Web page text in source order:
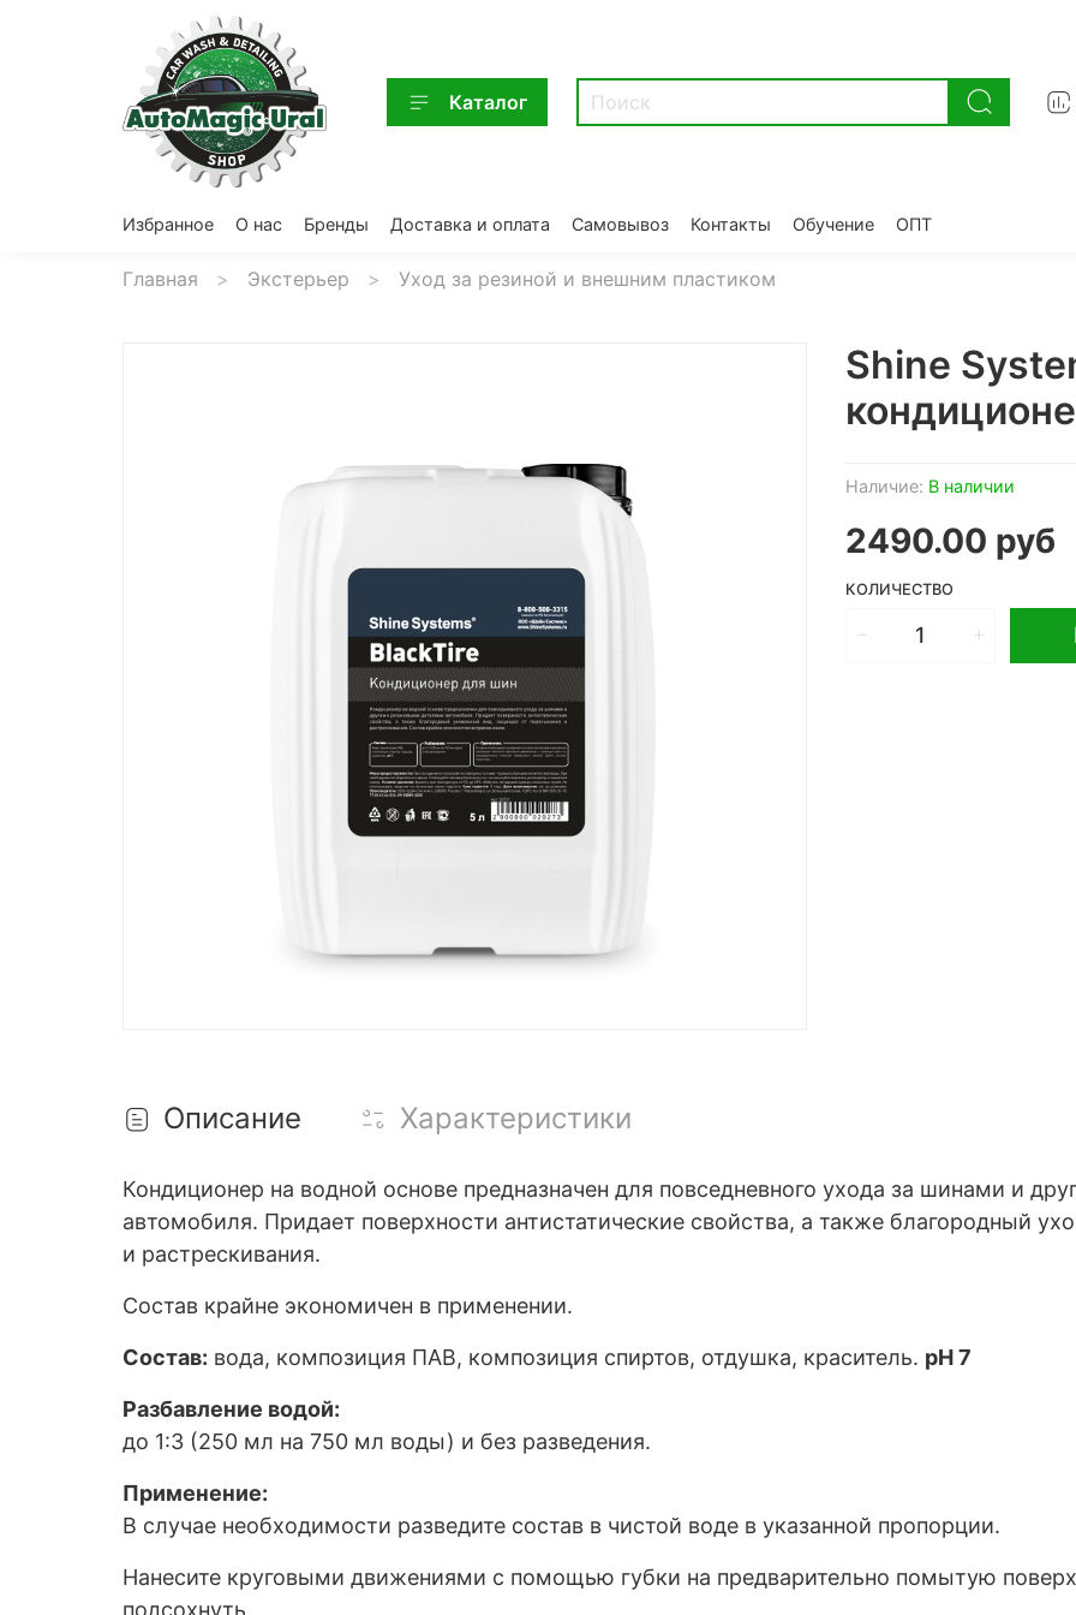
Каталог
Избранное О нас Бренды Доставка и оплата Самовывоз Контакты Обучение ОПТ
Главная Экстерьер Уход за резиной и внешним пластиком
Наличие: В наличии
Shine
2490.00 руб
КОЛИЧЕСТВО
Описание Характеристики
Кондиционер на водной основе предназначен для повседневного ухода за шинами и
автомобиля. Придает поверхности антистатические свойства, а также благородный
и растрескивания.
Состав крайне экономичен в применении.
Состав: вода, композиция ПАВ, композиция спиртов, отдушка, краситель. pH 7
Разбавление водой:
до 1:3 (250 мл на 750 мл воды) и без разведения.
Применение:
В случае необходимости разведите состав в чистой воде в указанной пропорции.
Нанесите круговыми движениями с помощью губки на предварительно помытую
подсохнуть